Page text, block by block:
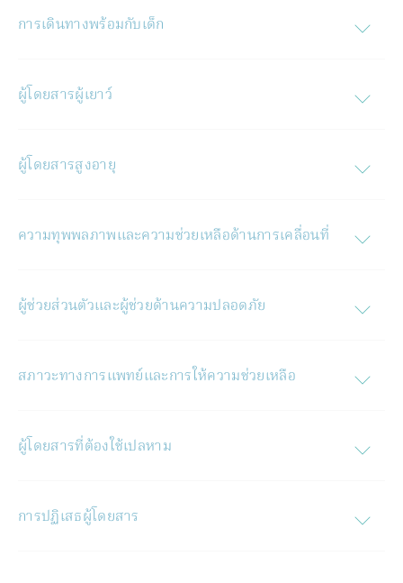
การเดินทางพร้อมกับเด็ก
ผู้โดยสารผู้เยาว์
ผู้โดยสารสูงอายุ
ความทุพพลภาพและความช่วยเหลือด้านการเคลื่อนที่
ผู้ช่วยส่วนตัวและผู้ช่วยด้านความปลอดภัย
สภาวะทางการแพทย์และการให้ความช่วยเหลือ
ผู้โดยสารที่ต้องใช้เปลหาม
การปฏิเสธผู้โดยสาร